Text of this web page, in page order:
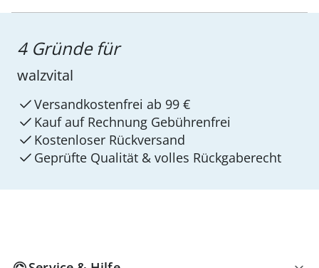
4 Gründe für
walzvital
Versandkostenfrei ab 99 €
Kauf auf Rechnung Gebührenfrei
Kostenloser Rückversand
Geprüfte Qualität & volles Rückgaberecht